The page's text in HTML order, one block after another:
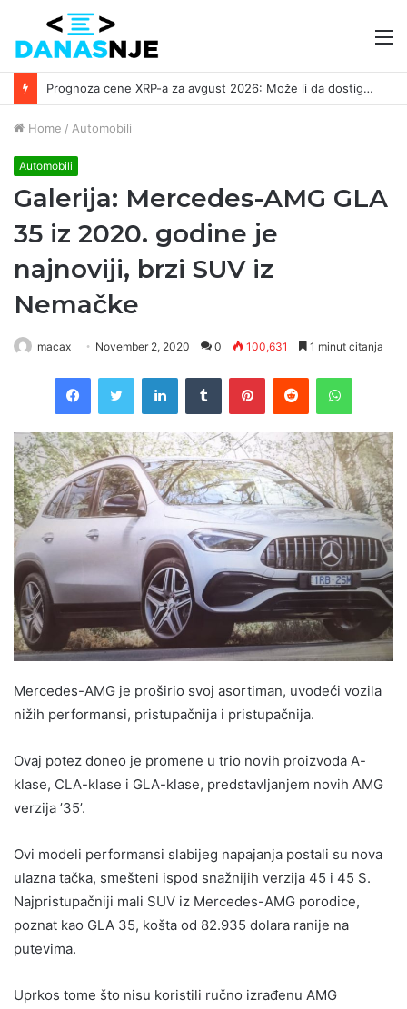
Prognoza cene XRP-a za avgust 2026: Može li da dostigne 1,50 dolara? ￼
Home / Automobili
Automobili
Galerija: Mercedes-AMG GLA
35 iz 2020. godine je
najnoviji, brzi SUV iz
Nemačke
macax November 2, 2020 0 100,631 1 minut citanja
FacebookTwitter LinkedInTumblr PinterestReddit
Mercedes-AMG je proširio svoj asortiman, uvodeći vozila
nižih performansi, pristupačnija i pristupačnija.
Ovaj potez doneo je promene u trio novih proizvoda A-
klase, CLA-klase i GLA-klase, predstavljanjem novih AMG
verzija ’35’.
Ovi modeli performansi slabijeg napajanja postali su nova
ulazna tačka, smešteni ispod snažnijih verzija 45 i 45 S.
Najpristupačniji mali SUV iz Mercedes-AMG porodice,
poznat kao GLA 35, košta od 82.935 dolara ranije na
putevima.
Uprkos tome što nisu koristili ručno izrađenu AMG